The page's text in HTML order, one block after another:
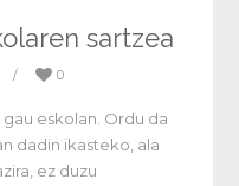
sartzea
/ 0
eskolan. Ordu da
dadin ikasteko, ala
ez duzu